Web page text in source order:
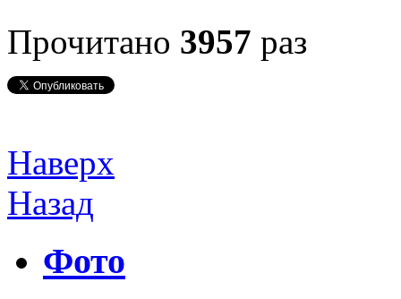
Прочитано 3957 раз
Наверх
Назад
Фото